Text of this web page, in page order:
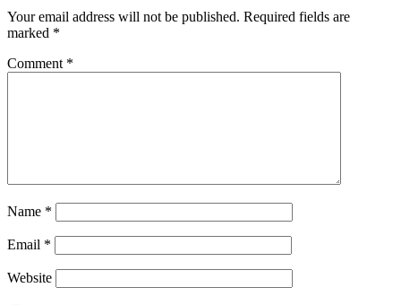
Your email address will not be published. Required fields are
marked *
Comment *
Name *
Email *
Website